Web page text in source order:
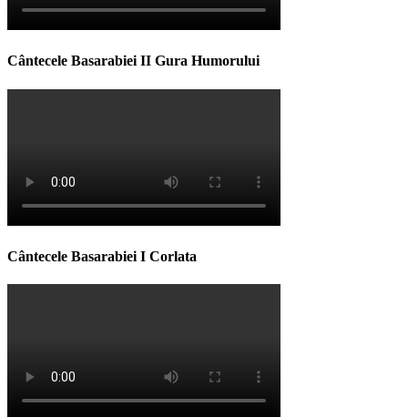
Cântecele Basarabiei II Gura Humorului
Cântecele Basarabiei I Corlata